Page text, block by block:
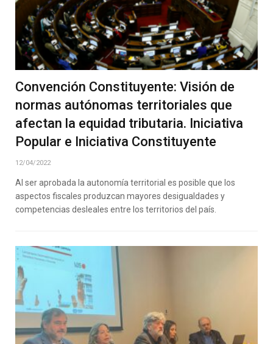
Convención Constituyente: Visión de
normas autónomas territoriales que
afectan la equidad tributaria. Iniciativa
Popular e Iniciativa Constituyente
12/04/2022
Al ser aprobada la autonomía territorial es posible que los
aspectos fiscales produzcan mayores desigualdades y
competencias desleales entre los territorios del país.